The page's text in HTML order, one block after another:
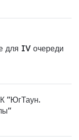
для IV очереди
"ЮгТаун.